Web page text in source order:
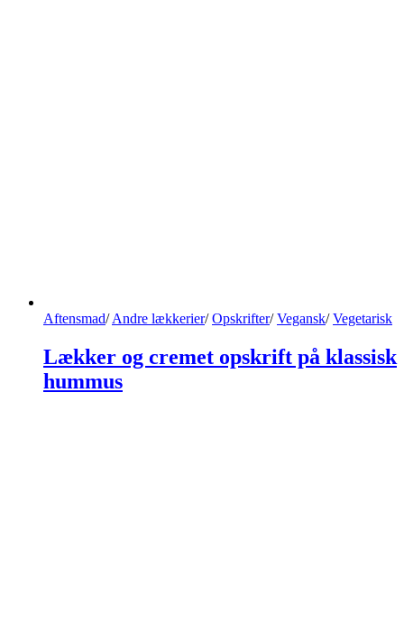
Aftensmad/ Andre lækkerier/ Opskrifter/ Vegansk/ Vegetarisk
Lækker og cremet opskrift på klassisk
hummus